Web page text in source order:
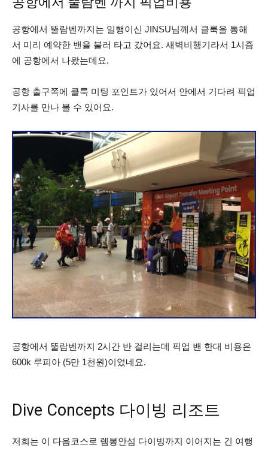
공항에서 뚤람벤까지는 일행이신 JINSU님께서 클룩을 통해
서 미리 예약한 밴을 불러 타고 갔어요. 새벽비행기라서 1시즘
에 공항에서 나왔는데요.
공항 출구쪽에 클룩 미팅 포인트가 있어서 안에서 기다려 픽업
기사를 만나 볼 수 있어요.
공항에서 뚤람벤까지 2시간 반 걸리는데 픽업 밴 한대 비용은
600k 루피아 (5만 1천원)이었네요.
Dive Concepts 다이빙 리조트
저희는 이 다음코스로 렘봉안섬 다이빙까지 이어지는 긴 여행